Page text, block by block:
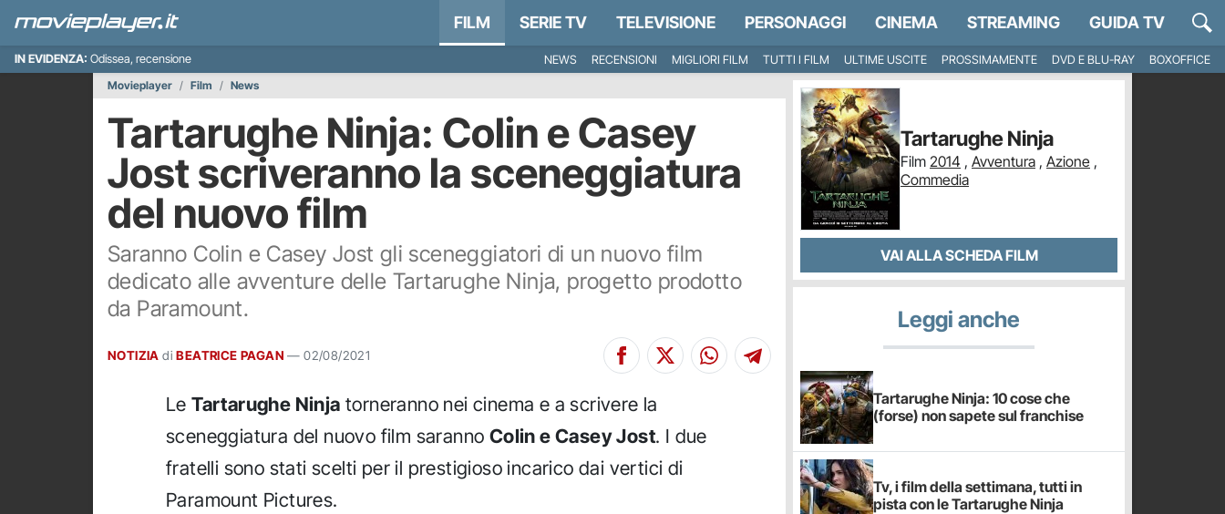
FILM SERIE TV TELEVISIONE PERSONAGGI CINEMA STREAMING GUIDA TV
IN EVIDENZA: Odissea, recensione NEWS RECENSIONI MIGLIORI FILM TUTTI I FILM ULTIME USCITE PROSSIMAMENTE DVD E BLU-RAY
BOXOFFICE
Movieplayer
Film News
Tartarughe Ninja: Colin e Casey
Jost scriveranno la sceneggiatura
del nuovo film
Saranno Colin e Casey Jost gli sceneggiatori di un nuovo film
dedicato alle avventure delle Tartarughe Ninja, progetto prodotto
da Paramount.
NOTIZIA di BEATRICE PAGAN —02/08/2021
LeTartarughe Ninja torneranno nei cinema e a scrivere la
sceneggiatura del nuovo film saranno Colin e Casey Jost. I due
fratelli sono stati scelti per il prestigioso incarico dai vertici di
Paramount Pictures.
Tartarughe Ninja
Film 2014 , Avventura , Azione ,
Commedia
VAI ALLA SCHEDA FILM
Leggi anche
Tartarughe Ninja: 10 cose che
(forse) non sapete sul franchise
Tv, i film della settimana, tutti in
pista con le Tartarughe Ninja